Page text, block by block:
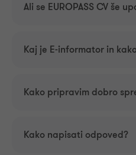
Ali se EUROPASS CV še
Kaj je E-informator in
Kako pripravim dobro
Kako napisati odpoved?